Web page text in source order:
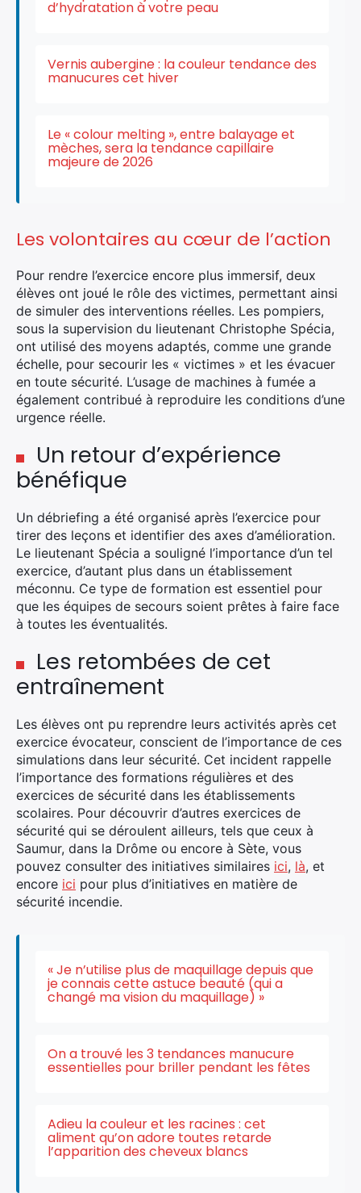
d’hydratation à votre peau
Vernis aubergine : la couleur tendance des
manucures cet hiver
Le « colour melting », entre balayage et
mèches, sera la tendance capillaire
majeure de 2026
Les volontaires au cœur de l’action
Pour rendre l’exercice encore plus immersif, deux
élèves ont joué le rôle des victimes, permettant ainsi
de simuler des interventions réelles. Les pompiers,
sous la supervision du lieutenant Christophe Spécia,
ont utilisé des moyens adaptés, comme une grande
échelle, pour secourir les « victimes » et les évacuer
en toute sécurité. L’usage de machines à fumée a
également contribué à reproduire les conditions d’une
urgence réelle.
Un retour d’expérience
bénéfique
Un débriefing a été organisé après l’exercice pour
tirer des leçons et identifier des axes d’amélioration.
Le lieutenant Spécia a souligné l’importance d’un tel
exercice, d’autant plus dans un établissement
méconnu. Ce type de formation est essentiel pour
que les équipes de secours soient prêtes à faire face
à toutes les éventualités.
Les retombées de cet
entraînement
Les élèves ont pu reprendre leurs activités après cet
exercice évocateur, conscient de l’importance de ces
simulations dans leur sécurité. Cet incident rappelle
l’importance des formations régulières et des
exercices de sécurité dans les établissements
scolaires. Pour découvrir d’autres exercices de
sécurité qui se déroulent ailleurs, tels que ceux à
Saumur, dans la Drôme ou encore à Sète, vous
pouvez consulter des initiatives similaires ici, là, et
encore ici pour plus d’initiatives en matière de
sécurité incendie.
« Je n’utilise plus de maquillage depuis que
je connais cette astuce beauté (qui a
changé ma vision du maquillage) »
On a trouvé les 3 tendances manucure
essentielles pour briller pendant les fêtes
Adieu la couleur et les racines : cet
aliment qu’on adore toutes retarde
l’apparition des cheveux blancs